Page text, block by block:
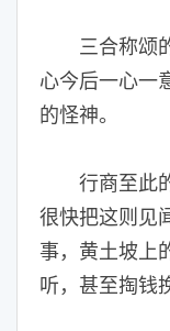
三合称颂的
心今后一心一
的怪神。
行商至此的
很快把这则见
事，黄土坡上
听，甚至掏钱